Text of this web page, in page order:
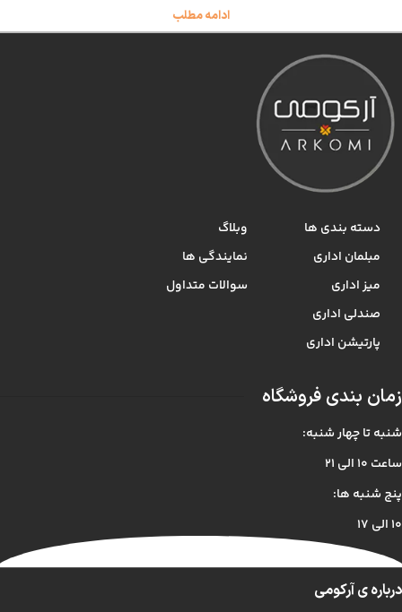
ادامه مطلب
دسته بندی ها
مبلمان اداری
میز اداری
صندلی اداری
پارتیشن اداری
وبلاگ
نمایندگی ها
سوالات متداول
زمان بندی فروشگاه
شنبه تا چهار شنبه:
ساعت ۱۰ الی ۲۱
پنج شنبه ها:
۱۰ الی ۱۷
درباره ی آرکومی